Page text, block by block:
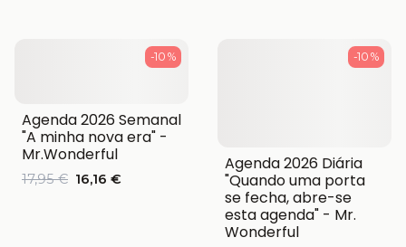
-10 %
Agenda 2026 Semanal
"A minha nova era" -
Mr.Wonderful
17,95 € 16,16 €
-10 %
Agenda 2026 Diária
"Quando uma porta
se fecha, abre-se
esta agenda" - Mr.
Wonderful